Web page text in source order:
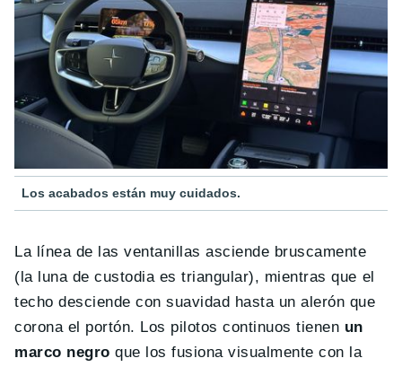
Los acabados están muy cuidados.
La línea de las ventanillas asciende bruscamente
(la luna de custodia es triangular), mientras que el
techo desciende con suavidad hasta un alerón que
corona el portón. Los pilotos continuos tienen un
marco negro que los fusiona visualmente con la